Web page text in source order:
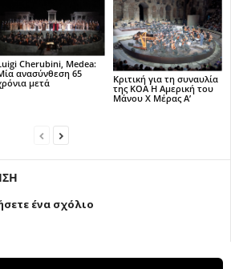
Cherubini, Medea:
ανασύνθεση 65
μετά
Κριτική για τη συναυλία
της ΚΟΑ Η Αμερική του
Μάνου Χ Μέρας Α’
ένα σχόλιο